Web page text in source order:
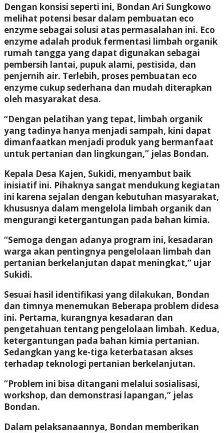
Dengan konsisi seperti ini, Bondan Ari Sungkowo
melihat potensi besar dalam pembuatan eco
enzyme sebagai solusi atas permasalahan ini. Eco
enzyme adalah produk fermentasi limbah organik
rumah tangga yang dapat digunakan sebagai
pembersih lantai, pupuk alami, pestisida, dan
penjernih air. Terlebih, proses pembuatan eco
enzyme cukup sederhana dan mudah diterapkan
oleh masyarakat desa.
“Dengan pelatihan yang tepat, limbah organik
yang tadinya hanya menjadi sampah, kini dapat
dimanfaatkan menjadi produk yang bermanfaat
untuk pertanian dan lingkungan,” jelas Bondan.
Kepala Desa Kajen, Sukidi, menyambut baik
inisiatif ini. Pihaknya sangat mendukung kegiatan
ini karena sejalan dengan kebutuhan masyarakat,
khususnya dalam mengelola limbah organik dan
mengurangi ketergantungan pada bahan kimia.
“Semoga dengan adanya program ini, kesadaran
warga akan pentingnya pengelolaan limbah dan
pertanian berkelanjutan dapat meningkat,” ujar
Sukidi.
Sesuai hasil identifikasi yang dilakukan, Bondan
dan timnya menemukan Beberapa problem didesa
ini. Pertama, kurangnya kesadaran dan
pengetahuan tentang pengelolaan limbah. Kedua,
ketergantungan pada bahan kimia pertanian.
Sedangkan yang ke-tiga keterbatasan akses
terhadap teknologi pertanian berkelanjutan.
“Problem ini bisa ditangani melalui sosialisasi,
workshop, dan demonstrasi lapangan,” jelas
Bondan.
Dalam pelaksanaannya, Bondan memberikan